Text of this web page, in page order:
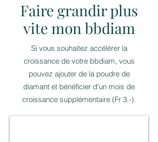
Faire grandir plus
vite mon bbdiam
Si vous souhaitez accélérer la
croissance de votre bbdiam, vous
pouvez ajouter de la poudre de
diamant et bénéficier d'un mois de
croissance supplémentaire (Fr 3.-).